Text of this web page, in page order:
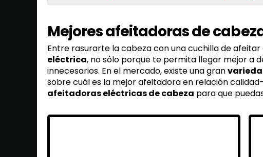
Mejores afeitadoras de
Entre rasurarte la cabeza con una cuchilla de
eléctrica, no sólo porque te permita llegar mejor a
innecesarios. En el mercado, existe una gran
sobre cuál es la mejor afeitadora en relación
afeitadoras eléctricas de cabeza para que